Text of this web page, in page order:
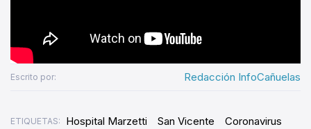
Escrito por: Redacción InfoCañuelas
ETIQUETAS: Hospital Marzetti San Vicente
Coronavirus